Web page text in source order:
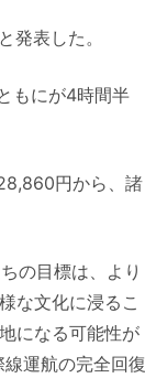
表した。
もにが4時間半
円から、諸
の目標は、より
な文化に浸るこ
になる可能性が
運航の完全回復